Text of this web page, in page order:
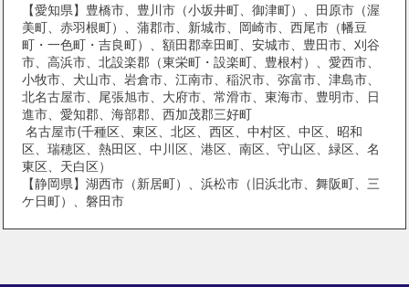
【愛知県】豊橋市、豊川市（小坂井町、御津町）、田原市（渥
美町、赤羽根町）、蒲郡市、新城市、岡崎市、西尾市（幡豆
町・一色町・吉良町）、額田郡幸田町、安城市、豊田市、刈谷
市、高浜市、北設楽郡（東栄町・設楽町、豊根村）、愛西市、
小牧市、犬山市、岩倉市、江南市、稲沢市、弥富市、津島市、
北名古屋市、尾張旭市、大府市、常滑市、東海市、豊明市、日
進市、愛知郡、海部郡、西加茂郡三好町
名古屋市(千種区、東区、北区、西区、中村区、中区、昭和
区、瑞穂区、熱田区、中川区、港区、南区、守山区、緑区、名
東区、天白区）
【静岡県】湖西市（新居町）、浜松市（旧浜北市、舞阪町、三
ケ日町）、磐田市